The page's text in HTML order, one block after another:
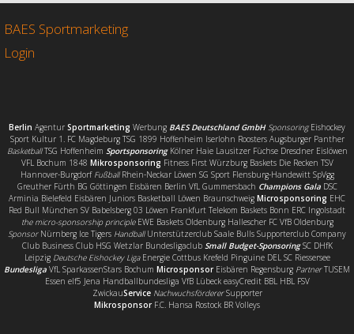
o
k
r
BAES Sportmarketing
Login
Berlin Agentur Sportmarketing Werbung BAES Deutschland GmbH SponsoringEishockey
Sport Kultur 1. FC Magdeburg TSG 1899 Hoffenheim Iserlohn Roosters Augsburger Panther
BasketballTSG Hoffenheim SportsponsoringKölner Haie Lausitzer Füchse Dresdner Eislöwen
VFL Bochum 1848 Mikrosponsoring Fitness First Würzburg Baskets Die Recken TSV
Hannover-Burgdorf FußballRhein-Neckar Löwen SG Sport Flensburg-Handewitt SpVgg
Greuther Fürth BG Göttingen Eisbären Berlin VfL Gummersbach Champions GalaDSC
Arminia Bielefeld Eisbären Juniors Basketball Löwen Braunschweig Microsponsoring EHC
Red Bull München SV Babelsberg 03 Löwen Frankfurt Telekom Baskets Bonn ERC Ingolstadt
the micro-sponsorship principleEWE Baskets Oldenburg Hallescher FC VfB Oldenburg
SponsorNürnberg Ice Tigers HandballUnterstützerclub Saale Bulls Supporterclub Company
Club Business Club HSG Wetzlar Bundesligaclub Small Budget-SponsoringSC DHfK
Leipzig Deutsche Eishockey LigaEnergie Cottbus Krefeld Pinguine DEL SC Riessersee
Bundesliga VfL SparkassenStars Bochum MicrosponsorEisbären Regensburg PartnerTUSEM
Essen elf5 Jena Handballbundesliga VfB Lübeck easyCredit BBL HBL FSV
ZwickauService NachwuchsfördererSupporter
MikrosponsorF.C. Hansa Rostock BR Volleys